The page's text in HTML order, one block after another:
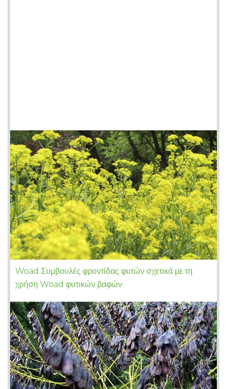
Woad Συμβουλές φροντίδας φυτών σχετικά με τη
χρήση Woad φυτικών βαφών